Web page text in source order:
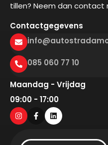
tillen? Neem dan contact
Contactgegevens
085 060 77 10
Maandag - Vrijdag
09:00 - 17:00